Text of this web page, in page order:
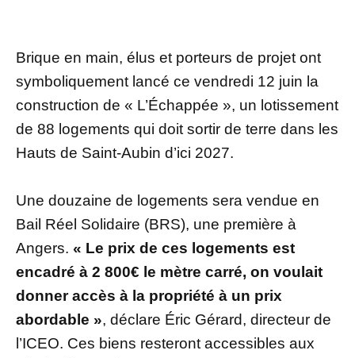
Brique en main, élus et porteurs de projet ont
symboliquement lancé ce vendredi 12 juin la
construction de « L’Échappée », un lotissement
de 88 logements qui doit sortir de terre dans les
Hauts de Saint-Aubin d’ici 2027.
Une douzaine de logements sera vendue en
Bail Réel Solidaire (BRS), une première à
Angers. « Le prix de ces logements est
encadré à 2 800€ le mètre carré, on voulait
donner accès à la propriété à un prix
abordable », déclare Éric Gérard, directeur de
l’ICEO. Ces biens resteront accessibles aux